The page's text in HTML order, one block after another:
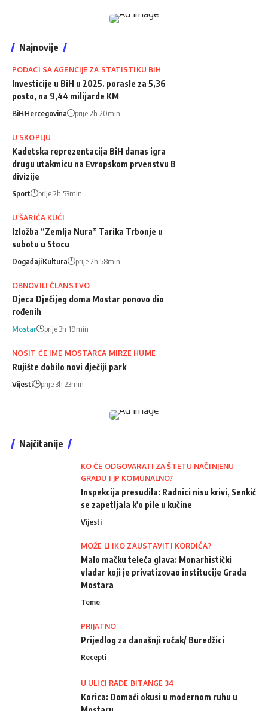
Najnovije
PODACI SA AGENCIJE ZA STATISTIKU BIH
Investicije u BiH u 2025. porasle za 5,36
posto, na 9,44 milijarde KM
BiHHercegovina prije 2h 20min
U SKOPLJU
Kadetska reprezentacija BiH danas igra
drugu utakmicu na Evropskom prvenstvu B
divizije
Sport prije 2h 53min
U ŠARIĆA KUĆI
Izložba “Zemlja Nura” Tarika Trbonje u
subotu u Stocu
DogađajiKultura prije 2h 58min
OBNOVILI ČLANSTVO
Djeca Dječijeg doma Mostar ponovo dio
rođenih
Mostar prije 3h 19min
NOSIT ĆE IME MOSTARCA MIRZE HUME
Rujište dobilo novi dječiji park
Vijesti prije 3h 23min
Najčitanije
KO ĆE ODGOVARATI ZA ŠTETU NAČINJENU
GRADU I JP KOMUNALNO?
Inspekcija presudila: Radnici nisu krivi, Senkić
se zapetljala k'o pile u kučine
Vijesti
MOŽE LI IKO ZAUSTAVITI KORDIĆA?
Malo mačku teleća glava: Monarhistički
vladar koji je privatizovao institucije Grada
Mostara
Teme
PRIJATNO
Prijedlog za današnji ručak/ Buredžici
Recepti
U ULICI RADE BITANGE 34
Korica: Domaći okusi u modernom ruhu u